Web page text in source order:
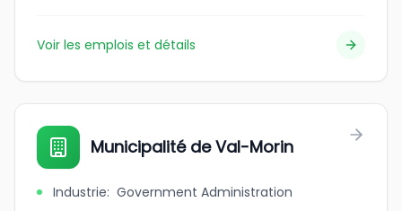
Voir les emplois et détails
Municipalité de Val-Morin
Industrie: Government Administration